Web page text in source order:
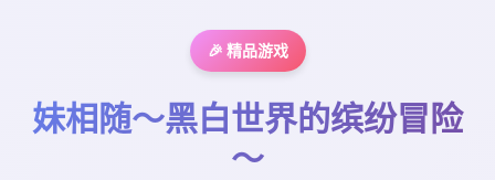
🎉 精品游戏
妹相随～黑白世界的缤纷冒险
～